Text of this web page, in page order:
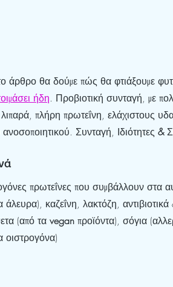
άρθρο θα δούμε πώς θα φτιάξουμε
ήδη. Προβιοτική συνταγή, με
πλήρη πρωτεΐνη, ελάχιστους
Συνταγή, Ιδιότητες &
πρωτεΐνες που συμβάλλουν στα
καζεΐνη, λακτόζη,
(από τα vegan προϊόντα), σόγια
οιστρογόνα)